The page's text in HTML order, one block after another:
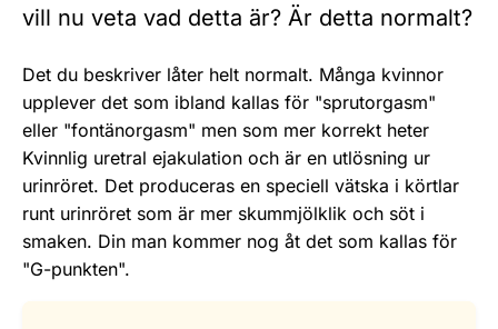
vill nu veta vad detta är? Är detta normalt?
Det du beskriver låter helt normalt. Många kvinnor
upplever det som ibland kallas för "sprutorgasm"
eller "fontänorgasm" men som mer korrekt heter
Kvinnlig uretral ejakulation och är en utlösning ur
urinröret. Det produceras en speciell vätska i körtlar
runt urinröret som är mer skummjölklik och söt i
smaken. Din man kommer nog åt det som kallas för
"G-punkten".